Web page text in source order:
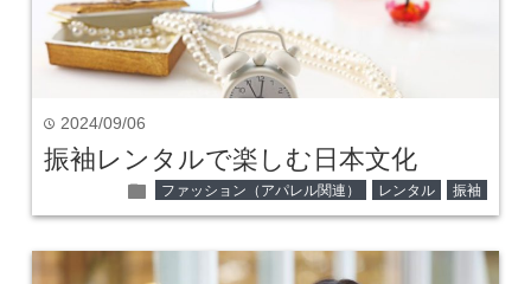
time 2024/09/06
振袖レンタルで楽しむ日本文化
folder ファッション（アパレル関連） レンタル 振袖